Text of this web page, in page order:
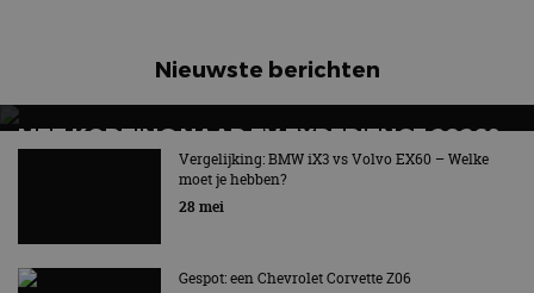
Nieuwste berichten
MET KORTING NAAR EV EXPERIENCE 2026?
AUTORAI REGELT HET!
EV Experience 2026 van 24 tot 26 september
Vergelijking: BMW iX3 vs Volvo EX60 – Welke
moet je hebben?
28 mei
Gespot: een Chevrolet Corvette Z06